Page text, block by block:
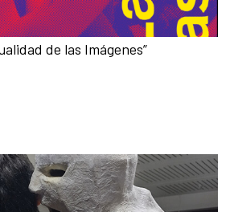
de las Imágenes”